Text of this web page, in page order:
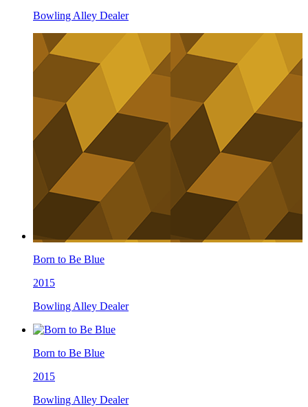
Bowling Alley Dealer
Born to Be Blue
2015
Bowling Alley Dealer
Born to Be Blue
2015
Bowling Alley Dealer